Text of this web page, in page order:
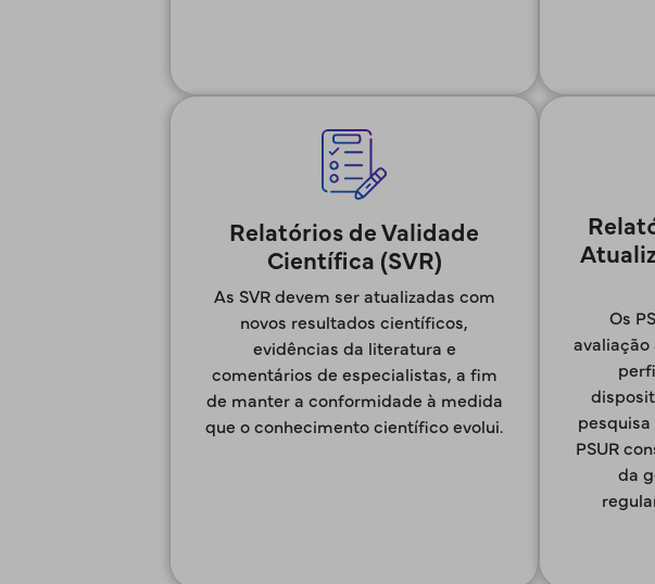
Relatórios de Validade
Científica (SVR)
As SVR devem ser atualizadas com
novos resultados científicos,
evidências da literatura e
comentários de especialistas, a fim
de manter a conformidade à medida
que o conhecimento científico evolui.
Os
PSUR
da